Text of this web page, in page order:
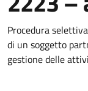
Dettagli
Procedura
di un soggetto
gestione delle